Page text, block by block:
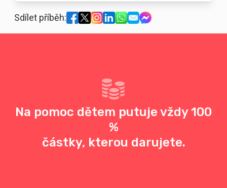
Sdílet příběh:
Na pomoc dětem putuje vždy 100
%
částky, kterou darujete.